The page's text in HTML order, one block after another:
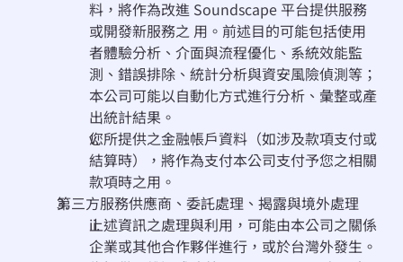
料，將作為改進 Soundscape 平台提供服務
或開發新服務之 ⽤。前述目的可能包括使用
者體驗分析、介面與流程優化、系統效能監
測、錯誤排除、統計分析與資安風險偵測等；
本公司可能以自動化方式進行分析、彙整或產
出統計結果。
您所提供之⾦融帳⼾資料（如涉及款項支付或
結算時），將作為⽀付本公司⽀付予您之相關
款項時之⽤。
第三方服務供應商、委託處理、揭露與境外處理
上述資訊之處理與利⽤，可能由本公司之關係
企業或其他合作夥伴進⾏，或於台灣外發⽣。